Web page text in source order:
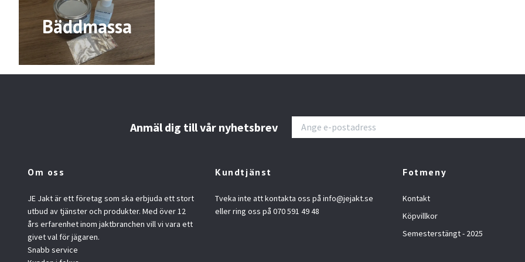
Bäddmassa
Anmäl dig till vår nyhetsbrev
Om oss
JE Jakt är ett företag som ska erbjuda ett stort
utbud av tjänster och produkter. Med över 12
års erfarenhet inom jaktbranchen vill vi vara ett
givet val för jägaren.
Snabb service
Kundtjänst
Tveka inte att kontakta oss på info@jejakt.se
eller ring oss på 070 591 49 48
Fotmeny
Kontakt
Köpvillkor
Semesterstängt - 2025